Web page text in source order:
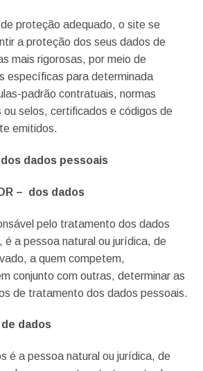
proteção adequado, o site se
a proteção dos seus dados de
mais rigorosas, por meio de
específicas para determinada
padrão contratuais, normas
selos, certificados e códigos de
emitidos.
dados pessoais
– dos dados
pelo tratamento dos dados
é a pessoa natural ou jurídica, de
a quem competem,
conjunto com outras, determinar as
de tratamento dos dados pessoais.
de dados
é a pessoa natural ou jurídica, de